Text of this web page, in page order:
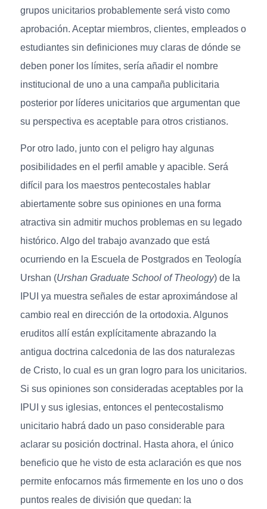
grupos unicitarios probablemente será visto como
aprobación. Aceptar miembros, clientes, empleados o
estudiantes sin definiciones muy claras de dónde se
deben poner los límites, sería añadir el nombre
institucional de uno a una campaña publicitaria
posterior por líderes unicitarios que argumentan que
su perspectiva es aceptable para otros cristianos.
Por otro lado, junto con el peligro hay algunas
posibilidades en el perfil amable y apacible. Será
difícil para los maestros pentecostales hablar
abiertamente sobre sus opiniones en una forma
atractiva sin admitir muchos problemas en su legado
histórico. Algo del trabajo avanzado que está
ocurriendo en la Escuela de Postgrados en Teología
Urshan (Urshan Graduate School of Theology) de la
IPUI ya muestra señales de estar aproximándose al
cambio real en dirección de la ortodoxia. Algunos
eruditos allí están explícitamente abrazando la
antigua doctrina calcedonia de las dos naturalezas
de Cristo, lo cual es un gran logro para los unicitarios.
Si sus opiniones son consideradas aceptables por la
IPUI y sus iglesias, entonces el pentecostalismo
unicitario habrá dado un paso considerable para
aclarar su posición doctrinal. Hasta ahora, el único
beneficio que he visto de esta aclaración es que nos
permite enfocarnos más firmemente en los uno o dos
puntos reales de división que quedan: la